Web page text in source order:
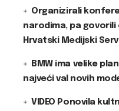
Organizirali
narodima, pa govorili
Hrvatski Medijski
BMW ima velike
najveći val novih
VIDEO Ponovila